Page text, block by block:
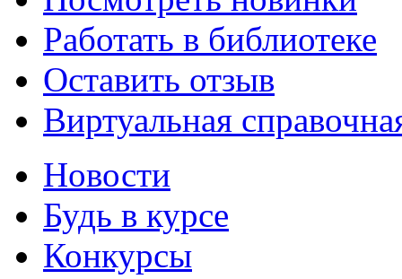
Работать в библиотеке
Оставить отзыв
Виртуальная
Новости
Будь в курсе
Конкурсы